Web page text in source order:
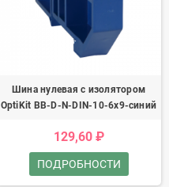
Шина нулевая с изолятором
OptiKit BB-D-N-DIN-10-6х9-синий
129,60 ₽
ПОДРОБНОСТИ